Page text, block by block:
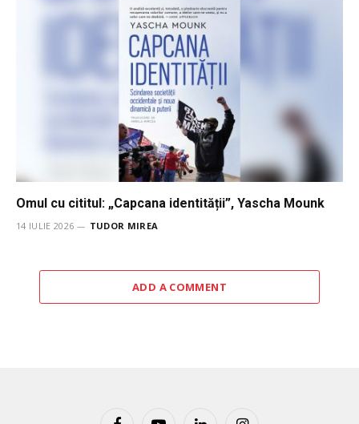
Omul cu cititul: „Capcana identității”, Yascha Mounk
14 IULIE 2026 TUDOR MIREA
ADD A COMMENT